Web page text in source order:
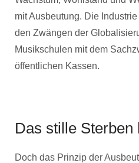
mit Ausbeutung. Die
den Zwängen der
Musikschulen mit dem
öffentlichen Kassen.
Das stille Sterben
Doch das Prinzip der